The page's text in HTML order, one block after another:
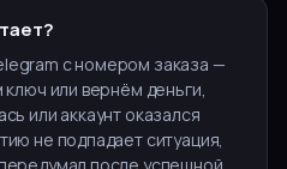
с номером заказа —
ключ или вернём деньги,
или аккаунт оказался
не подпадает ситуация,